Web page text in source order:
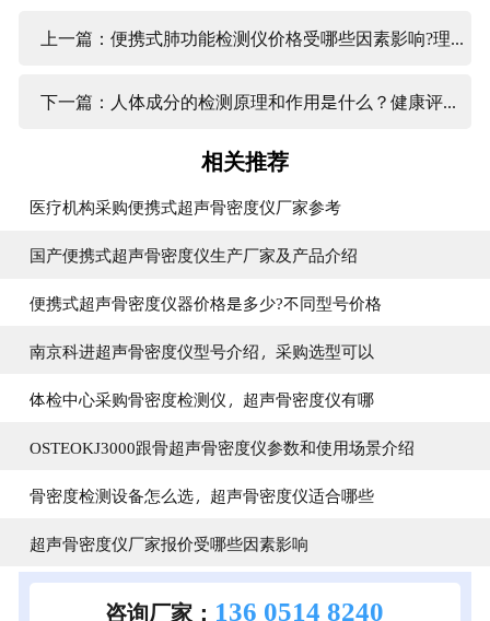
上一篇：便携式肺功能检测仪价格受哪些因素影响?理性看待费用构成
下一篇：人体成分的检测原理和作用是什么？健康评估中的实际意义
相关推荐
医疗机构采购便携式超声骨密度仪厂家参考
国产便携式超声骨密度仪生产厂家及产品介绍
便携式超声骨密度仪器价格是多少?不同型号价格
南京科进超声骨密度仪型号介绍，采购选型可以
体检中心采购骨密度检测仪，超声骨密度仪有哪
OSTEOKJ3000跟骨超声骨密度仪参数和使用场景介绍
骨密度检测设备怎么选，超声骨密度仪适合哪些
超声骨密度仪厂家报价受哪些因素影响
咨询厂家： 136 0514 8240